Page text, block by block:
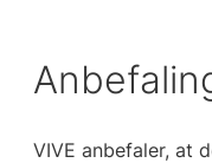
VIVE anbefaler, at